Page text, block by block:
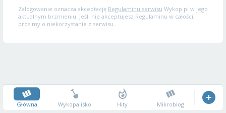
Zalogowanie oznacza akceptację Regulaminu serwisu Wykop.pl w jego
aktualnym brzmieniu. Jeśli nie akceptujesz Regulaminu w całości,
prosimy o niekorzystanie z serwisu.
Główna Wykopalisko Hity Mikroblog